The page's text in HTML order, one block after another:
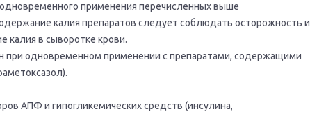
применения перечисленных выше
калия препаратов следует соблюдать осторожность и
калия в сыворотке крови.
при одновременном применении с препаратами, содержащими
АПФ и гипогликемических средств (инсулина,